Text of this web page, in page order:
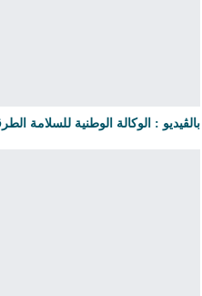
بالڤيديو : الوكالة الوطنية للسلامة